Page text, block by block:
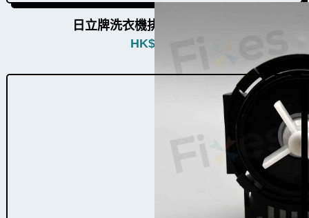
日立牌洗衣機排水泵W010010
HK$